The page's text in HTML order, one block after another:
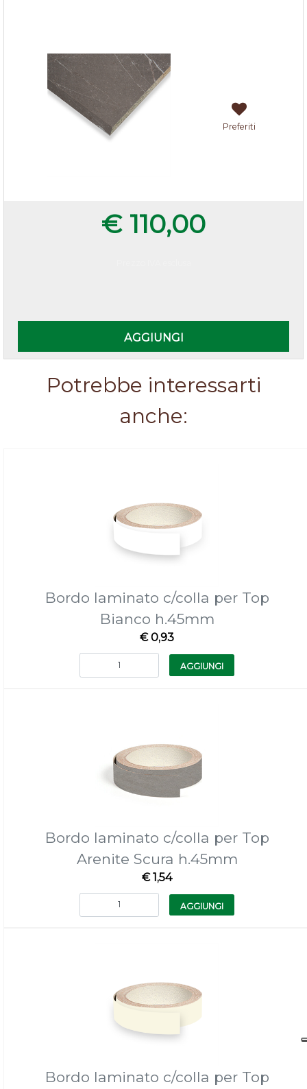
Preferiti
€ 110,00
AGGIUNGI
Potrebbe interessarti
anche:
Bordo laminato c/colla per Top
Bianco h.45mm
€ 0,93
Quantità
AGGIUNGI
Bordo laminato c/colla per Top
Arenite Scura h.45mm
€ 1,54
Quantità
AGGIUNGI
Bordo laminato c/colla per Top